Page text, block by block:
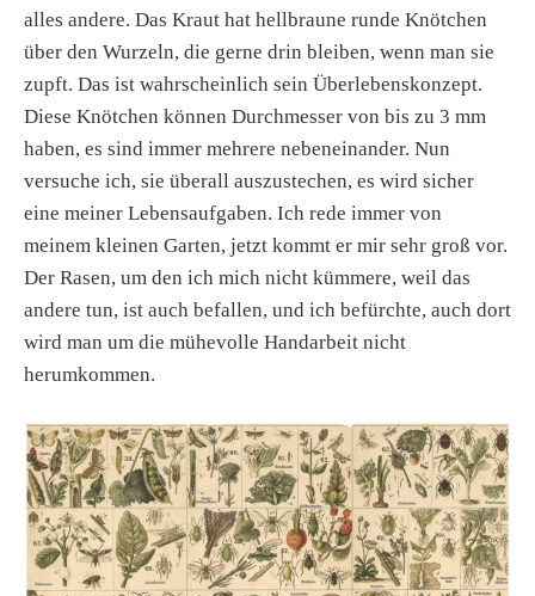
alles andere. Das Kraut hat hellbraune runde Knötchen
über den Wurzeln, die gerne drin bleiben, wenn man sie
zupft. Das ist wahrscheinlich sein Überlebenskonzept.
Diese Knötchen können Durchmesser von bis zu 3 mm
haben, es sind immer mehrere nebeneinander. Nun
versuche ich, sie überall auszustechen, es wird sicher
eine meiner Lebensaufgaben. Ich rede immer von
meinem kleinen Garten, jetzt kommt er mir sehr groß vor.
Der Rasen, um den ich mich nicht kümmere, weil das
andere tun, ist auch befallen, und ich befürchte, auch dort
wird man um die mühevolle Handarbeit nicht
herumkommen.